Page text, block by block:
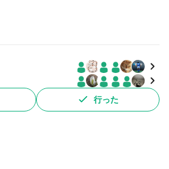
行った